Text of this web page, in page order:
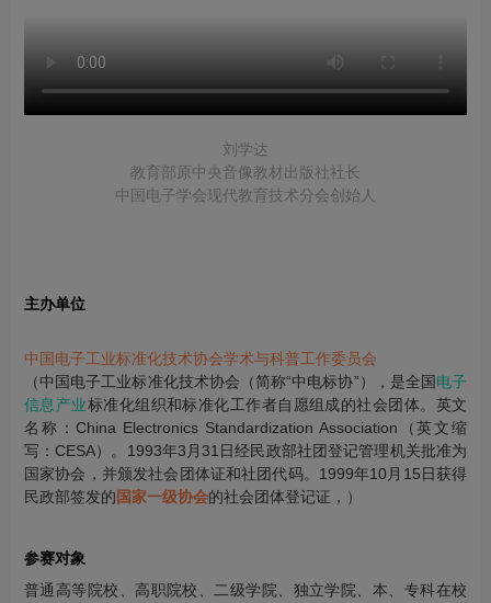
刘学达
教育部原中央音像教材出版社社长
中国电子学会现代教育技术分会创始人
主办单位
中国电子工业标准化技术协会学术与科普工作委员会
（中国电子工业标准化技术协会（简称“中电标协”），是全国电子
信息产业标准化组织和标准化工作者自愿组成的社会团体。英文
名称：China Electronics Standardization Association（英文缩
写：CESA）。1993年3月31日经民政部社团登记管理机关批准为
国家协会，并颁发社会团体证和社团代码。1999年10月15日获得
民政部签发的国家一级协会的社会团体登记证，）
参赛对象
普通高等院校、高职院校、二级学院、独立学院、本、专科在校